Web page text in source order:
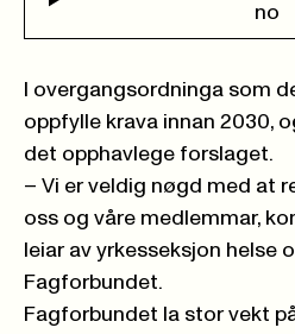
no
I overgangsordninga som
oppfylle krava innan 2030,
det opphavlege forslaget.
– Vi er veldig nøgd med at
oss og våre medlemmar,
leiar av yrkesseksjon helse
Fagforbundet.
Fagforbundet la stor vekt